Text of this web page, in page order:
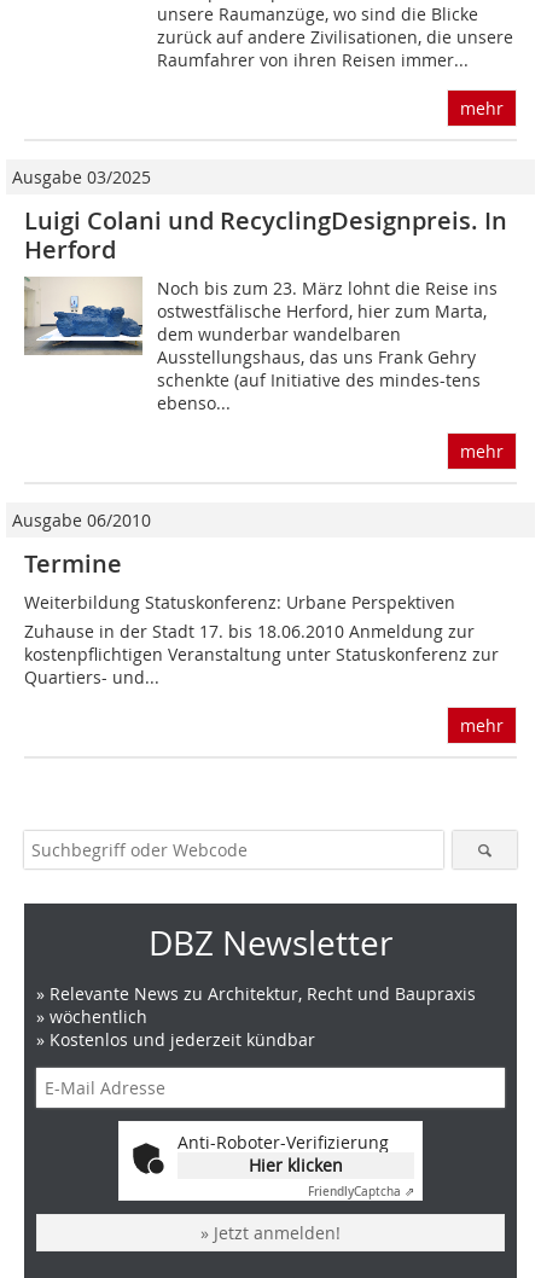
unsere Raumanzüge, wo sind die Blicke
zurück auf andere Zivilisationen, die unsere
Raumfahrer von ihren Reisen immer...
mehr
Ausgabe 03/2025
Luigi Colani und RecyclingDesignpreis. In
Herford
Noch bis zum 23. März lohnt die Reise ins
ostwestfälische Herford, hier zum Marta,
dem wunderbar wandelbaren
Ausstellungshaus, das uns Frank Gehry
schenkte (auf Initiative des mindes-tens
ebenso...
mehr
Ausgabe 06/2010
Termine
Weiterbildung Statuskonferenz: Urbane Perspektiven 
Zuhause in der Stadt 17. bis 18.06.2010 Anmeldung zur
kostenpflichtigen Veranstaltung unter Statuskonferenz zur
Quartiers- und...
mehr
DBZ Newsletter
» Relevante News zu Architektur, Recht und Baupraxis
» wöchentlich
» Kostenlos und jederzeit kündbar
Anti-Roboter-Verifizierung
Hier klicken
FriendlyCaptcha ⇗
» Jetzt anmelden!